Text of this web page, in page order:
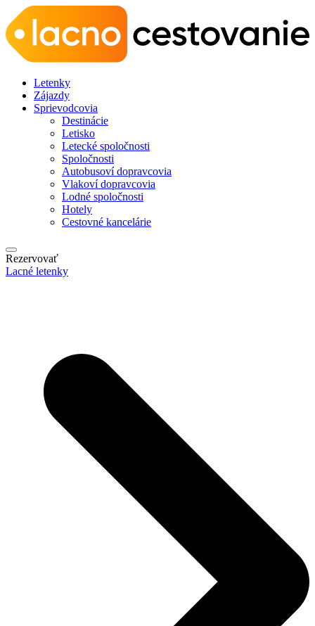
Letenky
Zájazdy
Sprievodcovia
Destinácie
Letisko
Letecké spoločnosti
Spoločnosti
Autobusoví dopravcovia
Vlakoví dopravcovia
Lodné spoločnosti
Hotely
Cestovné kancelárie
Rezervovať
Lacné letenky